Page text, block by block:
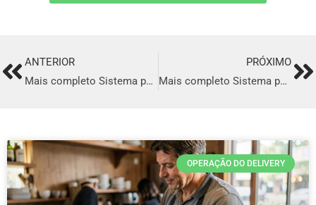
PrevANTERIOR
Mais completo Sistema para Delivery em Rio Branco
PRÓXIMO
Mais completo Sistema para Delivery em São Vicente
OPERAÇÃO DO DELIVERY